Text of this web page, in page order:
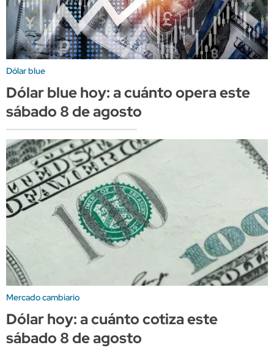
Dólar blue
Dólar blue hoy: a cuánto opera este
sábado 8 de agosto
Mercado cambiario
Dólar hoy: a cuánto cotiza este
sábado 8 de agosto